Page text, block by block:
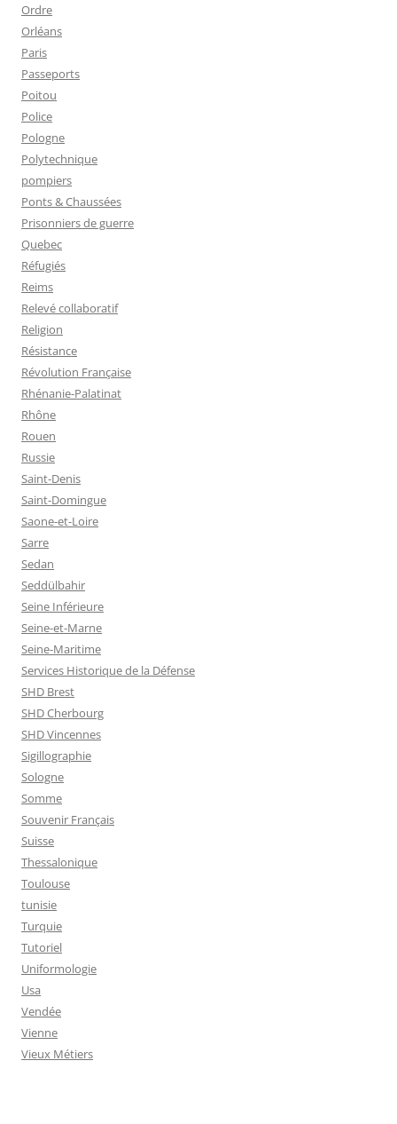
Ordre
Orléans
Paris
Passeports
Poitou
Police
Pologne
Polytechnique
pompiers
Ponts & Chaussées
Prisonniers de guerre
Quebec
Réfugiés
Reims
Relevé collaboratif
Religion
Résistance
Révolution Française
Rhénanie-Palatinat
Rhône
Rouen
Russie
Saint-Denis
Saint-Domingue
Saone-et-Loire
Sarre
Sedan
Seddülbahir
Seine Inférieure
Seine-et-Marne
Seine-Maritime
Services Historique de la Défense
SHD Brest
SHD Cherbourg
SHD Vincennes
Sigillographie
Sologne
Somme
Souvenir Français
Suisse
Thessalonique
Toulouse
tunisie
Turquie
Tutoriel
Uniformologie
Usa
Vendée
Vienne
Vieux Métiers